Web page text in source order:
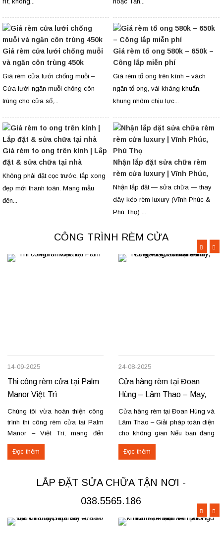
Giá rèm cửa lưới chống muỗi
và ngăn côn trùng 450k
Giá rèm cửa lưới chống muỗi –
Cửa lưới ngăn muỗi chống côn
trùng cho cửa sổ,...
Giá rèm tổ ong 580k – 650k –
Công lắp miễn phí
Giá rèm tổ ong trên kính – vách
ngăn tổ ong, vải kháng khuẩn,
khung nhôm chịu lực...
Giá rèm to ong trên kính | Lắp
đặt & sửa chữa tại nhà
Không phải đặt cọc trước, lắp xong
đẹp mới thanh toán. Mang mẫu
đến...
Nhận lắp đặt sửa chữa rèm
rèm cửa luxury | Vĩnh Phúc,
Phú Thọ
Nhận lắp đặt — sửa chữa — thay
dây kéo rèm luxury (Vĩnh Phúc &
Phú Thọ) ...
CÔNG TRÌNH RÈM CỬA
14-09-2025
Thi công rèm cửa tại Palm
Manor Việt Trì
Chúng tôi vừa hoàn thiện công
trình thi công rèm cửa tại Palm
Manor – Việt Trì, mang đến
không gian sang trọng và tiện
nghi cho các căn hộ cao cấp.
Rèm vải thô cao cấp may định
hình hấp sóng: sang trọng, giữ
Đọc thêm
24-08-2025
Cửa hàng rèm tại Đoan
Hùng – Lâm Thao – May,
lắp đặt, sửa chữa
Cửa hàng rèm tại Đoan Hùng và
Lâm Thao – Giải pháp toàn diện
cho không gian Nếu bạn đang
tìm nơi may, lắp đặt rèm cửa
hoặc cần sửa chữa rèm hỏng tại
chúng tôi sẵn sàng đáp ứng với
dịch vụ chuyên nghiệp và giá...
Đọc thêm
LẮP ĐẶT SỬA CHỮA TẬN NƠI -
038.5565.186